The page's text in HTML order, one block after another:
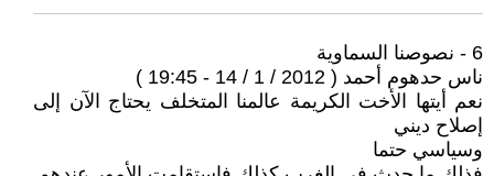
6 - نصوصنا السماوية
ناس حدهوم أحمد ( 2012 / 1 / 14 - 19:45 )
نعم أيتها الأخت الكريمة عالمنا المتخلف يحتاج الآن إلى
إصلاح ديني
وسياسي حتما